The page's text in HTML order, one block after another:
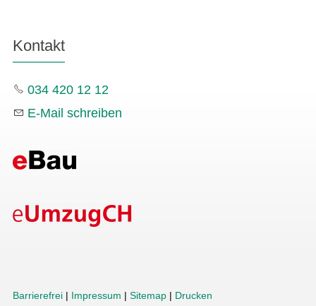
Kontakt
034 420 12 12
E-Mail schreiben
Barrierefrei | Impressum | Sitemap | Drucken